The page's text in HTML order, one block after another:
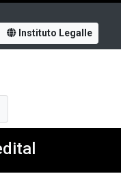
Instituto Legalle